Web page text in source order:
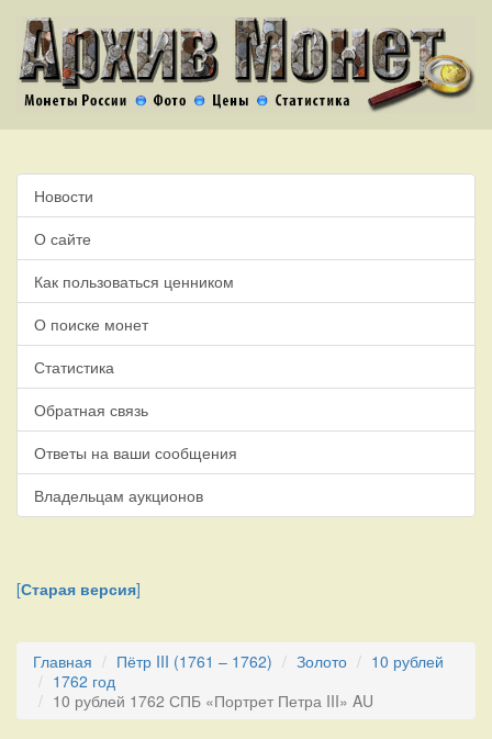
Новости
О сайте
Как пользоваться ценником
О поиске монет
Статистика
Обратная связь
Ответы на ваши сообщения
Владельцам аукционов
[Старая версия]
Главная Пётр III (1761 – 1762) Золото
10 рублей
1762 год
10 рублей 1762 СПБ «Портрет Петра III» AU